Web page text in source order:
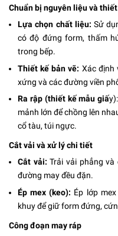
Chuẩn bị nguyên liệu và
Lựa chọn chất liệu: Sử
có độ đứng form, thấm
trong bếp.
Thiết kế bản vẽ: Xác định
xứng và các đường viền
Ra rập (thiết kế mẫu giấ
mảnh lớn để chồng lên
cổ tàu, túi ngực.
Cắt vải và xử lý chi tiết
Cắt vải: Trải vải phẳng
đường may đều đặn.
Ép mex (keo): Ép lớp
khuy để giữ form đứng,
Công đoạn may ráp